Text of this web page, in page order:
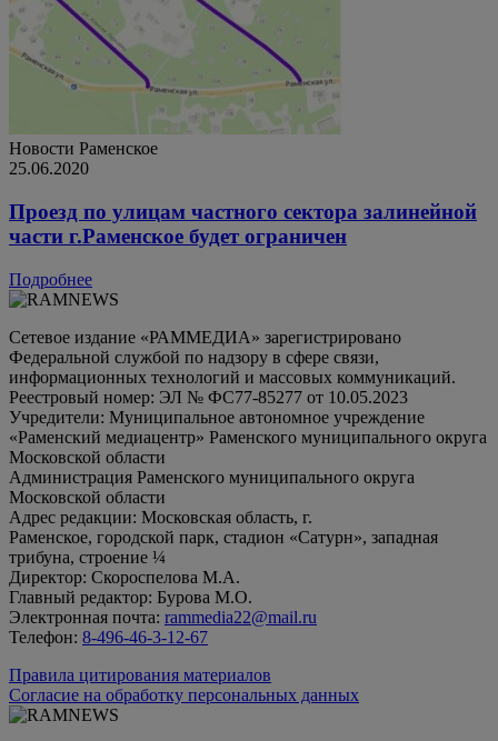
Новости Раменское
25.06.2020
Проезд по улицам частного сектора залинейной
части г.Раменское будет ограничен
Подробнее
Сетевое издание «РАММЕДИА» зарегистрировано
Федеральной службой по надзору в сфере связи,
информационных технологий и массовых коммуникаций.
Реестровый номер: ЭЛ № ФС77-85277 от 10.05.2023
Учредители: Муниципальное автономное учреждение
«Раменский медиацентр» Раменского муниципального округа
Московской области
Администрация Раменского муниципального округа
Московской области
Адрес редакции: Московская область, г.
Раменское, городской парк, стадион «Сатурн», западная
трибуна, строение ¼
Директор: Скороспелова М.А.
Главный редактор: Бурова М.О.
Электронная почта: rammedia22@mail.ru
Телефон: 8-496-46-3-12-67
Правила цитирования материалов
Согласие на обработку персональных данных